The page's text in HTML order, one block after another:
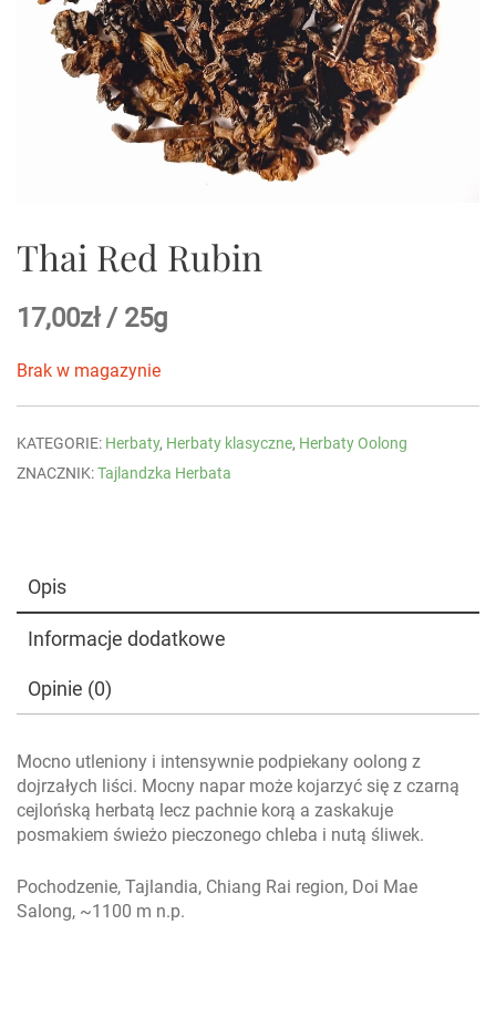
Thai Red Rubin
17,00zł/ 25g
Brak w magazynie
KATEGORIE: Herbaty, Herbaty klasyczne, Herbaty Oolong
ZNACZNIK:Tajlandzka Herbata
Opis
Informacje dodatkowe
Opinie (0)
Mocno utleniony i intensywnie podpiekany oolong z
dojrzałych liści. Mocny napar może kojarzyć się z czarną
cejlońską herbatą lecz pachnie korą a zaskakuje
posmakiem świeżo pieczonego chleba i nutą śliwek.
Pochodzenie, Tajlandia, Chiang Rai region, Doi Mae
Salong, ~1100 m n.p.